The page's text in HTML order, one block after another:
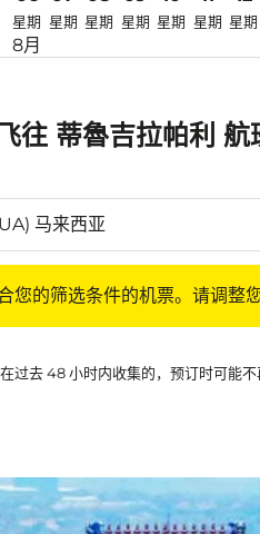
星期
8月
星期 星期 星期 星期 星期 星期
往 蒂魯吉拉帕利 航
您的筛选条件的机票。请调整
过去 48 小时内收集的，预订时可能